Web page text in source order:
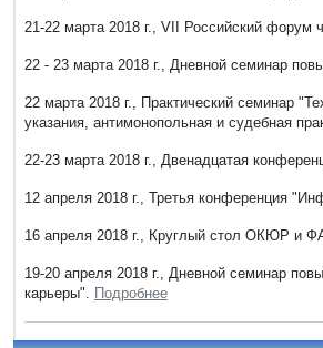
21-22 марта 2018 г., VII Российский форум
22 - 23 марта 2018 г., Дневной семинар
22 марта 2018 г., Практический семинар
указания, антимонопольная и судебная
22-23 марта 2018 г., Двенадцатая
12 апреля 2018 г., Третья конференция
16 апреля 2018 г., Круглый стол ОКЮР и
19-20 апреля 2018 г., Дневной семинар
карьеры". Подробнее